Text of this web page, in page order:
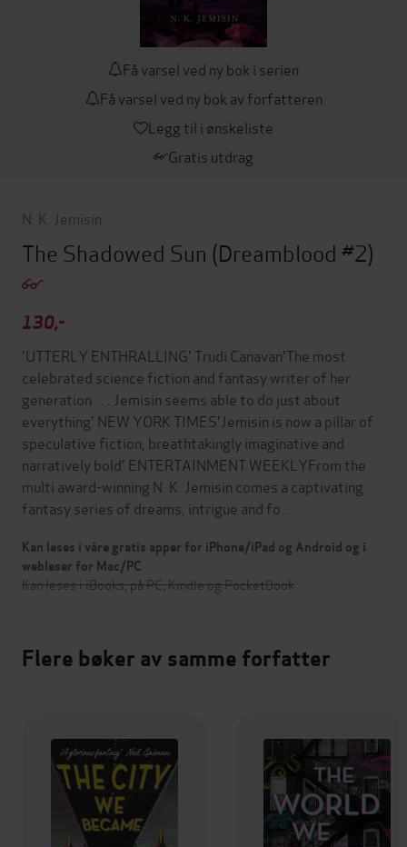
Få varsel ved ny bok i serien
Få varsel ved ny bok av forfatteren
Legg til i ønskeliste
Gratis utdrag
N. K. Jemisin
The Shadowed Sun (Dreamblood #2)
130,-
'UTTERLY ENTHRALLING' Trudi Canavan'The most
celebrated science fiction and fantasy writer of her
generation . . . Jemisin seems able to do just about
everything' NEW YORK TIMES'Jemisin is now a pillar of
speculative fiction, breathtakingly imaginative and
narratively bold' ENTERTAINMENT WEEKLYFrom the
multi award-winning N. K. Jemisin comes a captivating
fantasy series of dreams, intrigue and fo…
Kan leses i våre gratis apper for iPhone/iPad og Android og i
webleser for Mac/PC
Kan leses i iBooks, på PC, Kindle og PocketBook
Flere bøker av samme forfatter